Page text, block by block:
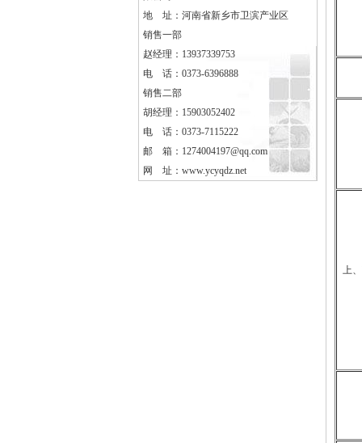
地 址：河南省新乡市卫滨产业区
销售一部
赵经理：13937339753
电 话：0373-6396888
销售二部
胡经理：15903052402
电 话：0373-7115222
邮 箱：1274004197@qq.com
网 址： www.ycyqdz.net
上